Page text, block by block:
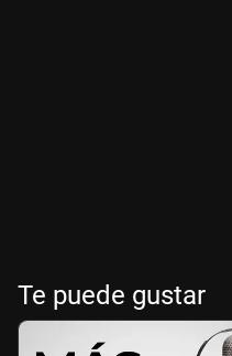
Te puede gustar